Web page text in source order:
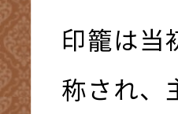
印籠は当
称され、